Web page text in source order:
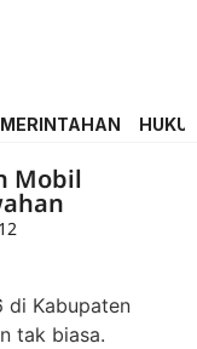
Mobil
di Kabupaten
tak biasa.